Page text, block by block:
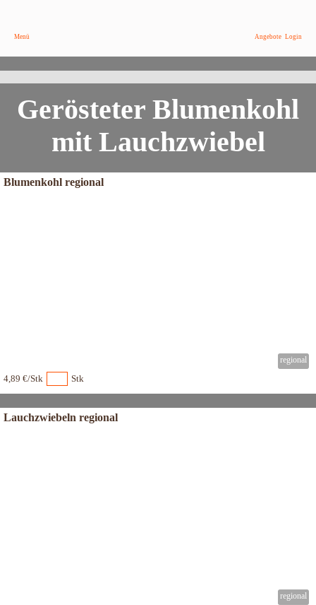
Menü Angebote Login
Gerösteter Blumenkohl
mit Lauchzwiebel
Blumenkohl regional
4,89 €/Stk Stk
Lauchzwiebeln regional